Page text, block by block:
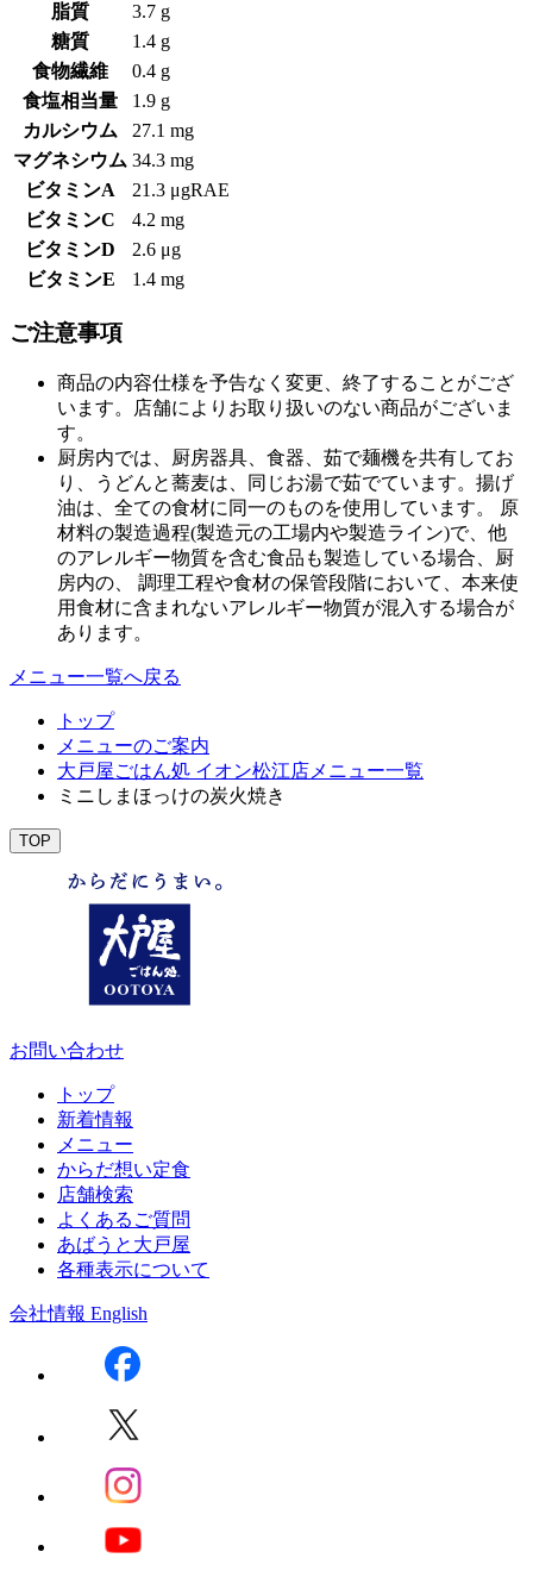
脂質
3.7 g
糖質
1.4 g
食物繊維
0.4 g
食塩相当量
1.9 g
カルシウム
27.1 mg
マグネシウム 34.3 mg
ビタミンA
21.3 μgRAE
ビタミンC
4.2 mg
ビタミンD
2.6 μg
ビタミンE
1.4 mg
ご注意事項
商品の内容仕様を予告なく変更、終了することがござ
います。店舗によりお取り扱いのない商品がございま
す。
厨房内では、厨房器具、食器、茹で麺機を共有してお
り、うどんと蕎麦は、同じお湯で茹でています。揚げ
油は、全ての食材に同一のものを使用しています。 原
材料の製造過程(製造元の工場内や製造ライン)で、他
のアレルギー物質を含む食品も製造している場合、厨
房内の、 調理工程や食材の保管段階において、本来使
用食材に含まれないアレルギー物質が混入する場合が
あります。
メニュー一覧へ戻る
トップ
メニューのご案内
大戸屋ごはん処 イオン松江店メニュー一覧
ミニしまほっけの炭火焼き
TOP
お問い合わせ
トップ
新着情報
メニュー
からだ想い定食
店舗検索
よくあるご質問
あばうと大戸屋
各種表示について
会社情報 English